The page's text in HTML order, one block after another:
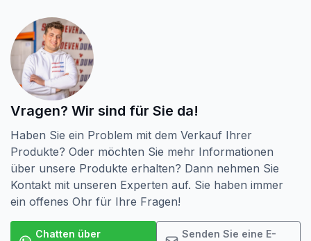
Vragen? Wir sind für Sie da!
Haben Sie ein Problem mit dem Verkauf Ihrer
Produkte? Oder möchten Sie mehr Informationen
über unsere Produkte erhalten? Dann nehmen Sie
Kontakt mit unseren Experten auf. Sie haben immer
ein offenes Ohr für Ihre Fragen!
Chatten über
Senden Sie eine E-